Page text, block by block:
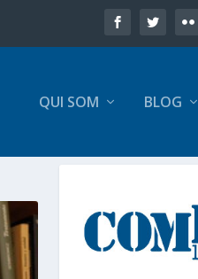
QUI SOM BLOG